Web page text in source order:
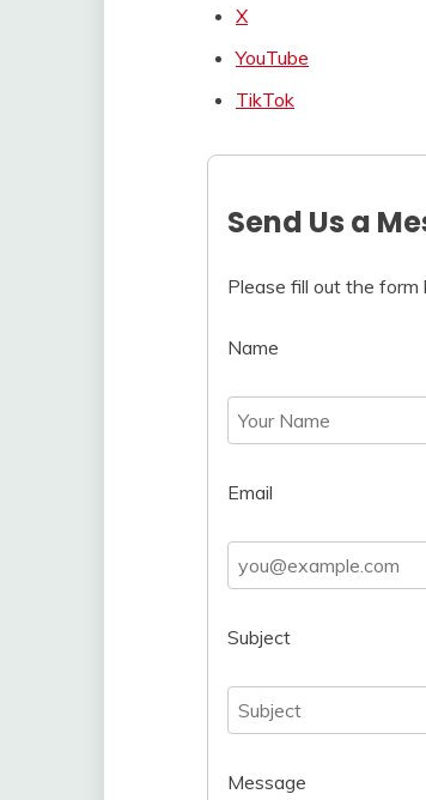
X
YouTube
TikTok
Send Us a
Please fill out the
Name
Email
Subject
Message